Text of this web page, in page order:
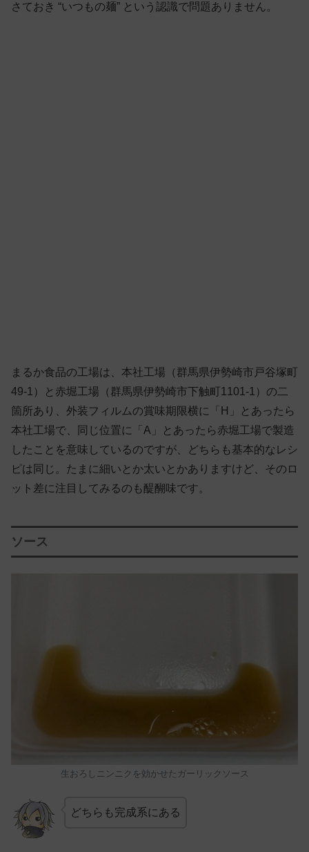
さておき “いつもの麺” という認識で問題ありません。
まるか食品の工場は、本社工場（群馬県伊勢崎市戸谷塚町
49-1）と赤堀工場（群馬県伊勢崎市下触町1101-1）の二
箇所あり、外装フィルムの賞味期限横に「H」とあったら
本社工場で、同じ位置に「A」とあったら赤堀工場で製造
したことを意味しているのですが、どちらも基本的なレシ
ピは同じ。たまに細いとか太いとかありますけど、そのロ
ット差に注目してみるのも醍醐味です。
ソース
生おろしニンニクを効かせたガーリックソース
どちらも完成系にある